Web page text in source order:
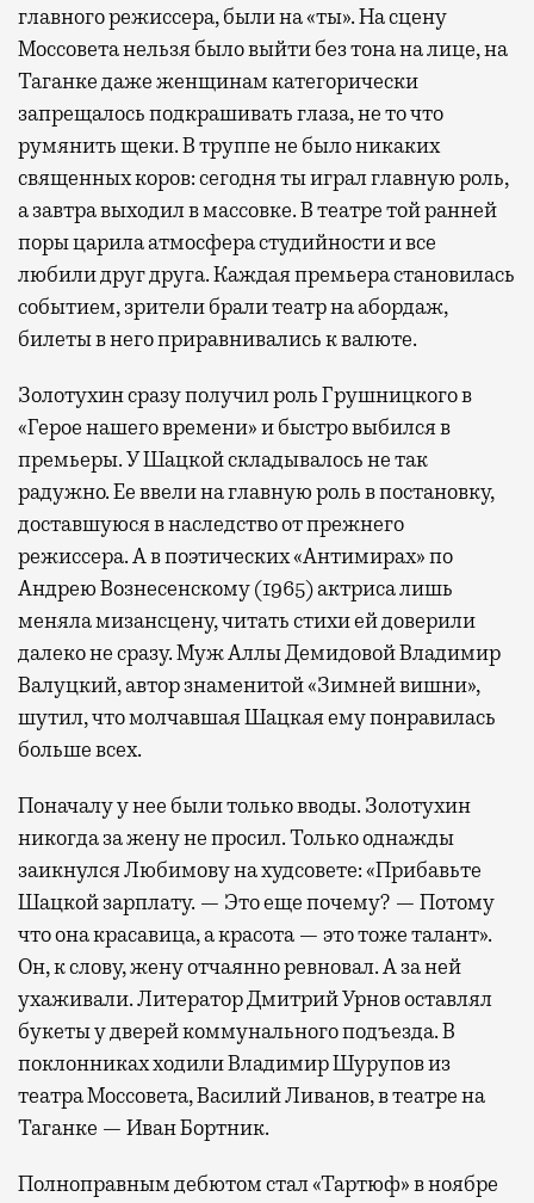
главного режиссера, были на «ты». На сцену
Моссовета нельзя было выйти без тона на лице, на
Таганке даже женщинам ­категорически
запрещалось подкрашивать глаза, не то что
румянить щеки. В труппе не было никаких
священных коров: сегодня ты играл главную роль,
а завтра выходил в массовке. В театре той ранней
поры царила атмосфера студийности и все
любили друг друга. Каждая премьера становилась
событием, зрители брали театр на абордаж,
билеты в него приравнивались к валюте.
Золотухин сразу получил роль Грушницкого в
«Герое нашего времени» и быстро выбился в
премьеры. У Шацкой складывалось не так
радужно. Ее ввели на главную роль в постановку,
доставшуюся в наследство от прежнего
режиссера. А в поэтических «Антимирах» по
Андрею Вознесенскому (1965) актриса лишь
меняла мизансцену, читать стихи ей доверили
далеко не сразу. Муж Аллы Демидовой Владимир
Валуцкий, автор знаменитой «Зимней вишни»,
шутил, что молчавшая Шацкая ему понравилась
больше всех.
Поначалу у нее были только вводы. Золотухин
никогда за жену не просил. Только однажды
заикнулся Любимову на худсовете: «Прибавьте
Шацкой зар­плату. — Это еще почему? — Потому
что она красавица, а красота — это тоже талант».
Он, к слову, жену отчаянно ревновал. А за ней
ухаживали. Литератор Дмитрий Урнов оставлял
букеты у дверей коммунального подъезда. В
поклонниках ходили Владимир Шурупов из
театра Моссовета, Василий Ливанов, в театре на
Таганке — Иван Бортник.
Полноправным дебютом стал «Тартюф» в ноябре